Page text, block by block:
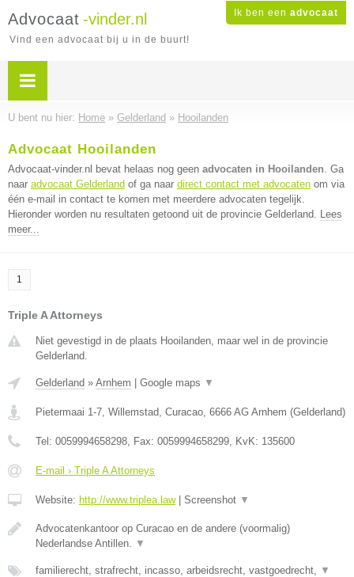
Ik ben een advocaat
Advocaat -vinder.nl
Vind een advocaat bij u in de buurt!
U bent nu hier: Home » Gelderland » Hooilanden
Advocaat Hooilanden
Advocaat-vinder.nl bevat helaas nog geen advocaten in Hooilanden. Ga
naar advocaat Gelderland of ga naar direct contact met advocaten om via
één e-mail in contact te komen met meerdere advocaten tegelijk.
Hieronder worden nu resultaten getoond uit de provincie Gelderland. Lees
meer...
1
Triple A Attorneys
Niet gevestigd in de plaats Hooilanden, maar wel in de provincie
Gelderland.
Gelderland » Arnhem Google maps ▼
Pietermaai 1-7, Willemstad, Curacao, 6666 AG Arnhem (Gelderland)
Tel: 0059994658298, Fax: 0059994658299, KvK: 135600
E-mail › Triple A Attorneys
Website: http://www.triplea.law| Screenshot ▼
Advocatenkantoor op Curacao en de andere (voormalig)
Nederlandse Antillen. ▼
familierecht, strafrecht, incasso, arbeidsrecht, vastgoedrecht, ▼